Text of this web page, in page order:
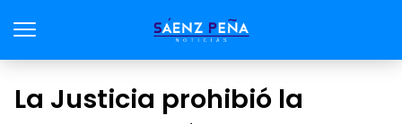
La Justicia prohibió la